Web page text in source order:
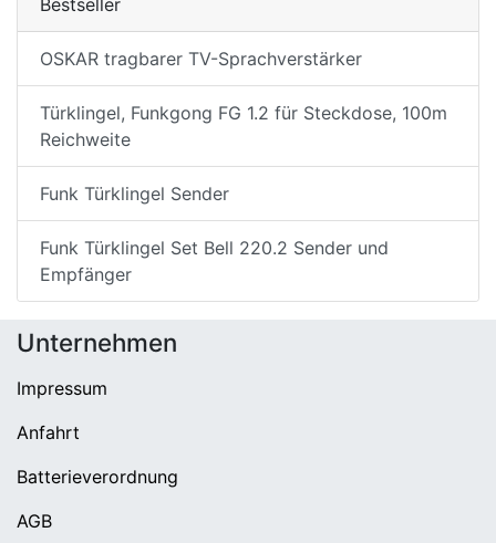
OSKAR tragbarer TV-Sprachverstärker
Türklingel, Funkgong FG 1.2 für Steckdose, 100m
Reichweite
Funk Türklingel Sender
Funk Türklingel Set Bell 220.2 Sender und
Empfänger
Unternehmen
Impressum
Anfahrt
Batterieverordnung
AGB